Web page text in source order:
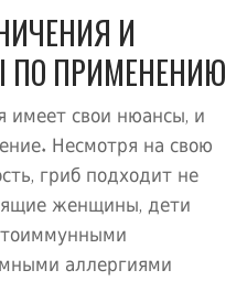
И
ПО ПРИМЕНЕНИЮ
имеет свои нюансы, и
Несмотря на свою
гриб подходит не
женщины, дети
аллергиями